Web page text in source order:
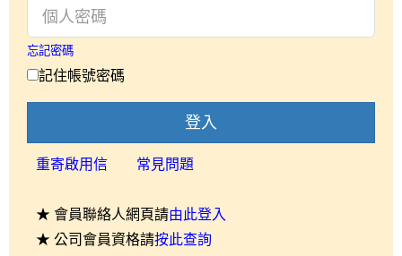
忘記密碼
記住帳號密碼
登入
重寄啟用信 常見問題
★ 會員聯絡人網頁請由此登入
★ 公司會員資格請按此查詢